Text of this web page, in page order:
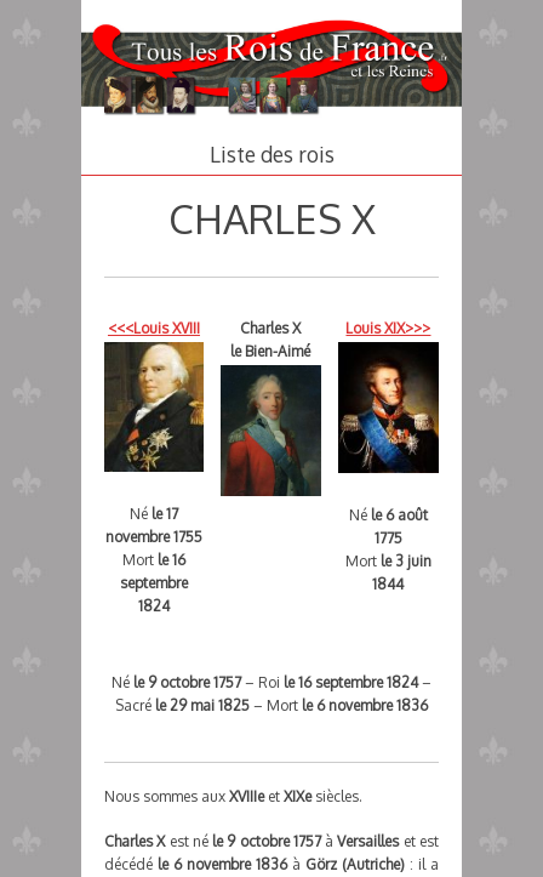
au
contenu
principal
Liste des rois
CHARLES X
<<<Louis XVIII
Né le 17
novembre 1755
Mort le 16
septembre
1824
Charles X
le Bien-Aimé
Louis XIX>>>
Né le 6 août
1775
Mort le 3 juin
1844
Né le 9 octobre 1757– Roi le 16 septembre 1824–
Sacré le 29 mai 1825– Mort le 6 novembre 1836
Nous sommes aux XVIIIeet XIXesiècles.
Charles Xest né le 9 octobre 1757àVersailleset est
décédé le 6 novembre 1836à Görz (Autriche): il a